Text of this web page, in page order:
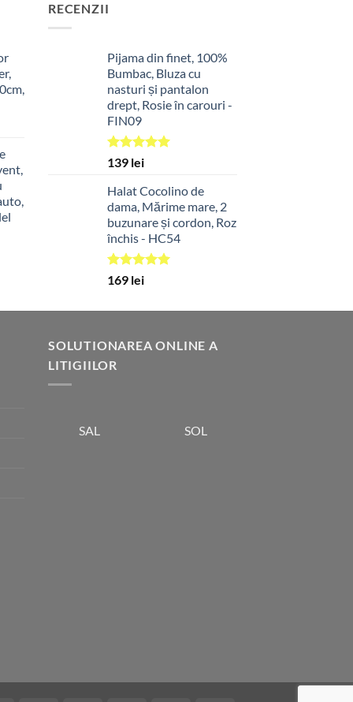
RECENZII
Pijama din finet, 100%
Bumbac, Bluza cu
nasturi și pantalon
drept, Rosie în carouri -
FIN09
Evaluat la
139 lei
Halat Cocolino de
dama, Mărime mare, 2
buzunare și cordon, Roz
închis - HC54
Evaluat la
169 lei
SOLUTIONAREA ONLINE A
LITIGIILOR
SAL SOL